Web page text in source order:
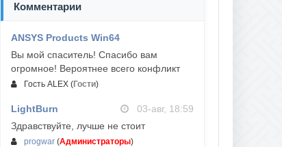
Комментарии
ANSYS Products Win64
Вы мой спаситель! Спасибо вам
огромное! Вероятнее всего конфликт
Гость ALEX (Гости)
LightBurn
03-авг, 18:59
Здравствуйте, лучше не стоит
progwar (Администраторы)